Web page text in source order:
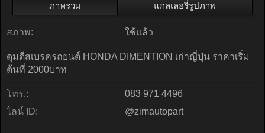
ภาพรวม แกลเลอรี่รูปภาพ
สภาพ: ใช้แล้ว
ดุมดีสเบรครถยนต์ HONDA DIMENTION เก่าญี่ปุ่น ราคาเริ่ม
ต้นที่ 2000บาท
โทร.:
083 971 4496
ไลน์ ID:
@zimautopart